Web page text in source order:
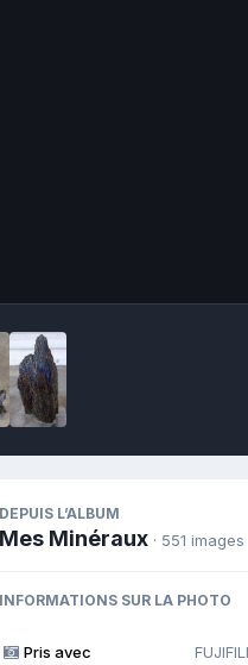
DEPUIS L’ALBUM
Mes Minéraux · 551 images
INFORMATIONS SUR LA PHOTO
Pris avec